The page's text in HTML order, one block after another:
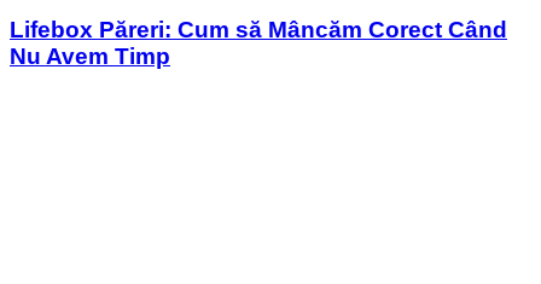
Lifebox Păreri: Cum să Mâncăm Corect Când
Nu Avem Timp